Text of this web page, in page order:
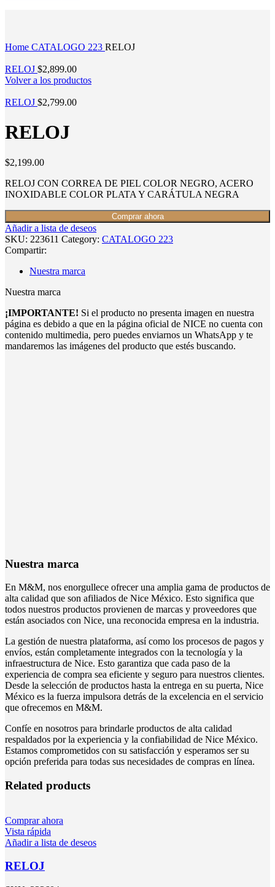
Home CATALOGO 223 RELOJ
RELOJ $2,899.00
Volver a los productos
RELOJ $2,799.00
RELOJ
$2,199.00
RELOJ CON CORREA DE PIEL COLOR NEGRO, ACERO
INOXIDABLE COLOR PLATA Y CARÁTULA NEGRA
Comprar ahora
Añadir a lista de deseos
SKU: 223611 Category: CATALOGO 223
Compartir:
Nuestra marca
Nuestra marca
¡IMPORTANTE! Si el producto no presenta imagen en nuestra
página es debido a que en la página oficial de NICE no cuenta con
contenido multimedia, pero puedes enviarnos un WhatsApp y te
mandaremos las imágenes del producto que estés buscando.
Nuestra marca
En M&M, nos enorgullece ofrecer una amplia gama de productos de
alta calidad que son afiliados de Nice México. Esto significa que
todos nuestros productos provienen de marcas y proveedores que
están asociados con Nice, una reconocida empresa en la industria.
La gestión de nuestra plataforma, así como los procesos de pagos y
envíos, están completamente integrados con la tecnología y la
infraestructura de Nice. Esto garantiza que cada paso de la
experiencia de compra sea eficiente y seguro para nuestros clientes.
Desde la selección de productos hasta la entrega en su puerta, Nice
México es la fuerza impulsora detrás de la excelencia en el servicio
que ofrecemos en M&M.
Confíe en nosotros para brindarle productos de alta calidad
respaldados por la experiencia y la confiabilidad de Nice México.
Estamos comprometidos con su satisfacción y esperamos ser su
opción preferida para todas sus necesidades de compras en línea.
Related products
Comprar ahora
Vista rápida
Añadir a lista de deseos
RELOJ